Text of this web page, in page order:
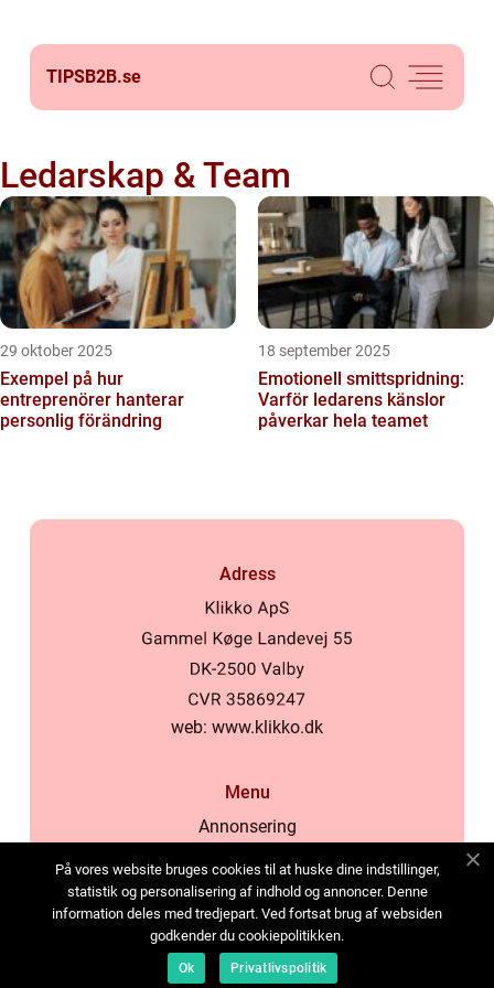
TIPSB2B.se
Ledarskap & Team
29 oktober 2025
Exempel på hur
entreprenörer hanterar
personlig förändring
18 september 2025
Emotionell smittspridning:
Varför ledarens känslor
påverkar hela teamet
Adress
web: www.klikko.dk
Menu
Annonsering
Cookies
Kontakta oss
Sitemap
På vores website bruges cookies til at huske dine indstillinger,
statistik og personalisering af indhold og annoncer. Denne
information deles med tredjepart. Ved fortsat brug af websiden
godkender du cookiepolitikken.
Ok Privatlivspolitik